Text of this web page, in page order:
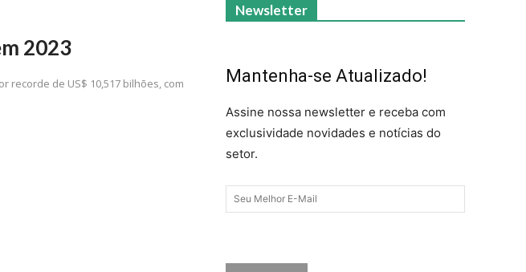
2023
recorde de US$ 10,517 bilhões, com
Newsletter
Mantenha-se Atualizado!
Assine nossa newsletter e receba com
exclusividade novidades e notícias do
setor.